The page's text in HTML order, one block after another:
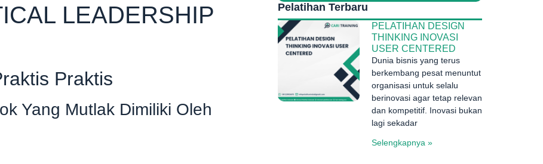
LEADERSHIP
Praktis
Yang Mutlak Dimiliki Oleh
Pelatihan Terbaru
PELATIHAN DESIGN
THINKING INOVASI
USER CENTERED
Dunia bisnis yang terus
berkembang pesat menuntut
organisasi untuk selalu
berinovasi agar tetap relevan
dan kompetitif. Inovasi bukan
lagi sekadar
Selengkapnya »